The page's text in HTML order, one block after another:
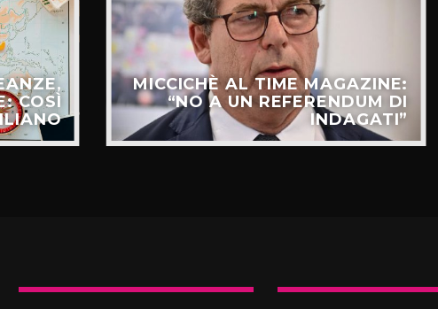
COSÌ
MICCICHÈ AL TIME MAGAZINE:
“NO A UN REFERENDUM DI
INDAGATI”